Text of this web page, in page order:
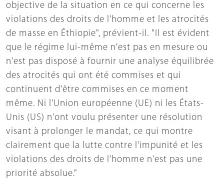
objective de la situation en ce qui concerne les
violations des droits de l'homme et les atrocités
de masse en Éthiopie", prévient-il. "Il est évident
que le régime lui-même n'est pas en mesure ou
n'est pas disposé à fournir une analyse équilibrée
des atrocités qui ont été commises et qui
continuent d'être commises en ce moment
même. Ni l'Union européenne (UE) ni les États-
Unis (US) n'ont voulu présenter une résolution
visant à prolonger le mandat, ce qui montre
clairement que la lutte contre l'impunité et les
violations des droits de l'homme n'est pas une
priorité absolue."